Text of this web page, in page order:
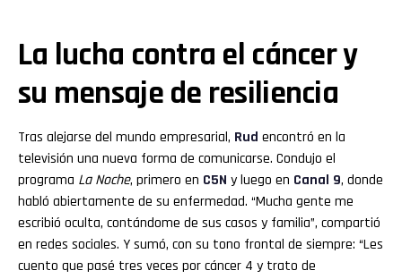
La lucha contra el cáncer y
su mensaje de resiliencia
Tras alejarse del mundo empresarial, Rud encontró en la
televisión una nueva forma de comunicarse. Condujo el
programa La Noche, primero en C5N y luego en Canal 9, donde
habló abiertamente de su enfermedad. “Mucha gente me
escribió oculta, contándome de sus casos y familia”, compartió
en redes sociales. Y sumó, con su tono frontal de siempre: “Les
cuento que pasé tres veces por cáncer 4 y trato de